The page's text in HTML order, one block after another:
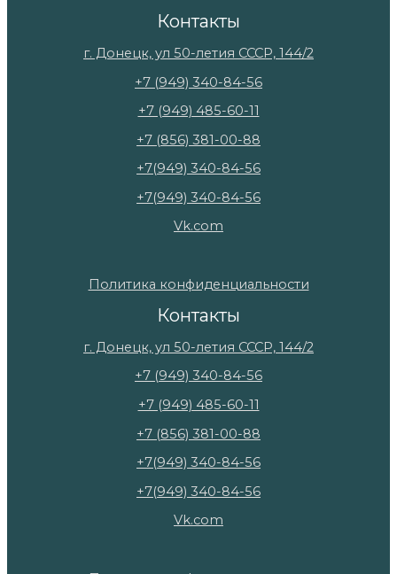
Контакты
г. Донецк, ул 50-летия СССР, 144/2
+7 (949) 340-84-56
+7 (949) 485-60-11
+7 (856) 381-00-88
+7(949) 340-84-56
+7(949) 340-84-56
Vk.com
Политика конфиденциальности
Контакты
г. Донецк, ул 50-летия СССР, 144/2
+7 (949) 340-84-56
+7 (949) 485-60-11
+7 (856) 381-00-88
+7(949) 340-84-56
+7(949) 340-84-56
Vk.com